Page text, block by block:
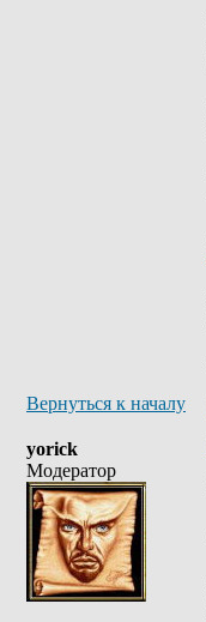
Вернуться к началу
yorick
Модератор